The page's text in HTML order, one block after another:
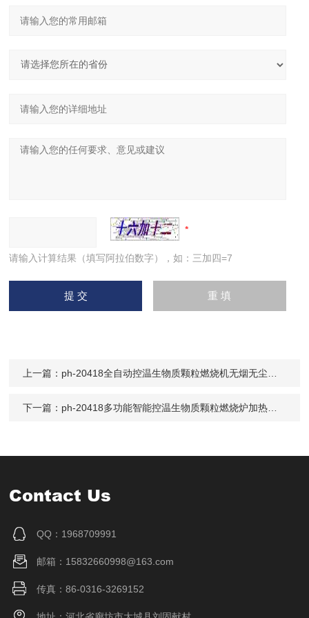
请输入计算结果（填写阿拉伯数字），如：三加四=7
上一篇： ph-20418全自动控温生物质颗粒燃烧机无烟无尘不结焦
下一篇： ph-20418多功能智能控温生物质颗粒燃烧炉加热烘干
Contact Us
QQ：1968709991
邮箱：15832660998@163.com
传真：86-0316-3269152